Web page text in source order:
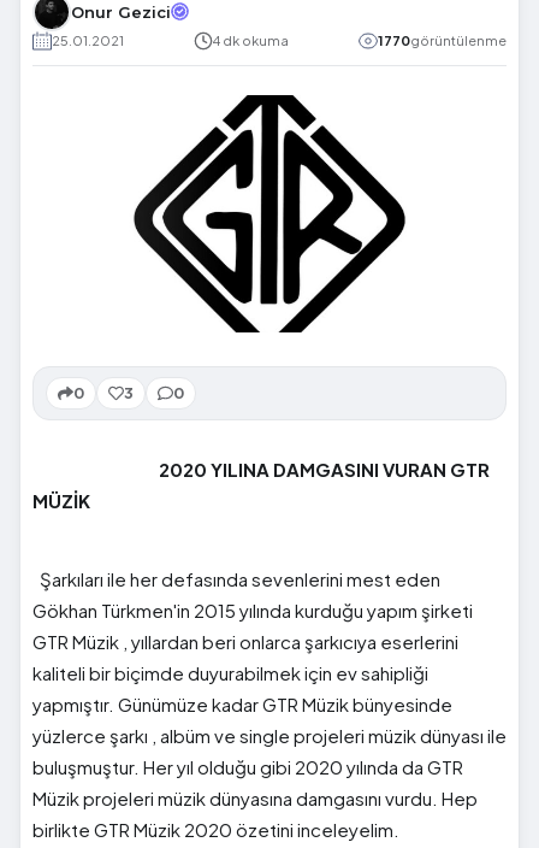
Onur Gezici
25.01.2021 4 dk okuma 1770görüntülenme
0 3 0
2020 YILINA DAMGASINI VURAN GTR
MÜZİK
Şarkıları ile her defasında sevenlerini mest eden
Gökhan Türkmen'in 2015 yılında kurduğu yapım şirketi
GTR Müzik , yıllardan beri onlarca şarkıcıya eserlerini
kaliteli bir biçimde duyurabilmek için ev sahipliği
yapmıştır. Günümüze kadar GTR Müzik bünyesinde
yüzlerce şarkı , albüm ve single projeleri müzik dünyası ile
buluşmuştur. Her yıl olduğu gibi 2020 yılında da GTR
Müzik projeleri müzik dünyasına damgasını vurdu. Hep
birlikte GTR Müzik 2020 özetini inceleyelim.